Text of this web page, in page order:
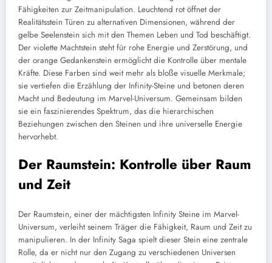
Fähigkeiten zur Zeitmanipulation. Leuchtend rot öffnet der
Realitätsstein Türen zu alternativen Dimensionen, während der
gelbe Seelenstein sich mit den Themen Leben und Tod beschäftigt.
Der violette Machtstein steht für rohe Energie und Zerstörung, und
der orange Gedankenstein ermöglicht die Kontrolle über mentale
Kräfte. Diese Farben sind weit mehr als bloße visuelle Merkmale;
sie vertiefen die Erzählung der Infinity-Steine und betonen deren
Macht und Bedeutung im Marvel-Universum. Gemeinsam bilden
sie ein faszinierendes Spektrum, das die hierarchischen
Beziehungen zwischen den Steinen und ihre universelle Energie
hervorhebt.
Der Raumstein: Kontrolle über Raum
und Zeit
Der Raumstein, einer der mächtigsten Infinity Steine im Marvel-
Universum, verleiht seinem Träger die Fähigkeit, Raum und Zeit zu
manipulieren. In der Infinity Saga spielt dieser Stein eine zentrale
Rolle, da er nicht nur den Zugang zu verschiedenen Universen